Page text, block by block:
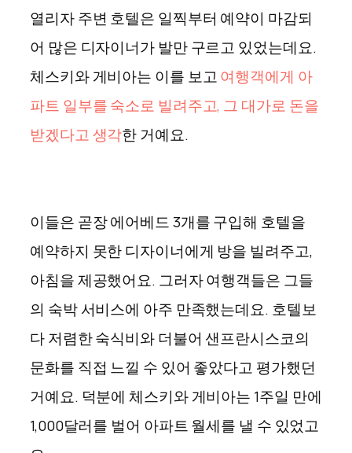
열리자 주변 호텔은 일찍부터 예약이 마감되
어 많은 디자이너가 발만 구르고 있었는데요.
체스키와 게비아는 이를 보고여행객에게 아
파트 일부를 숙소로 빌려주고, 그 대가로 돈을
받겠다고 생각한 거예요.
이들은 곧장 에어베드 3개를 구입해 호텔을
예약하지 못한 디자이너에게 방을 빌려주고,
아침을 제공했어요. 그러자 여행객들은 그들
의 숙박 서비스에 아주 만족했는데요. 호텔보
다 저렴한 숙식비와 더불어 샌프란시스코의
문화를 직접 느낄 수 있어 좋았다고 평가했던
거예요. 덕분에 체스키와 게비아는 1주일 만에
1,000달러를 벌어 아파트 월세를 낼 수 있었고